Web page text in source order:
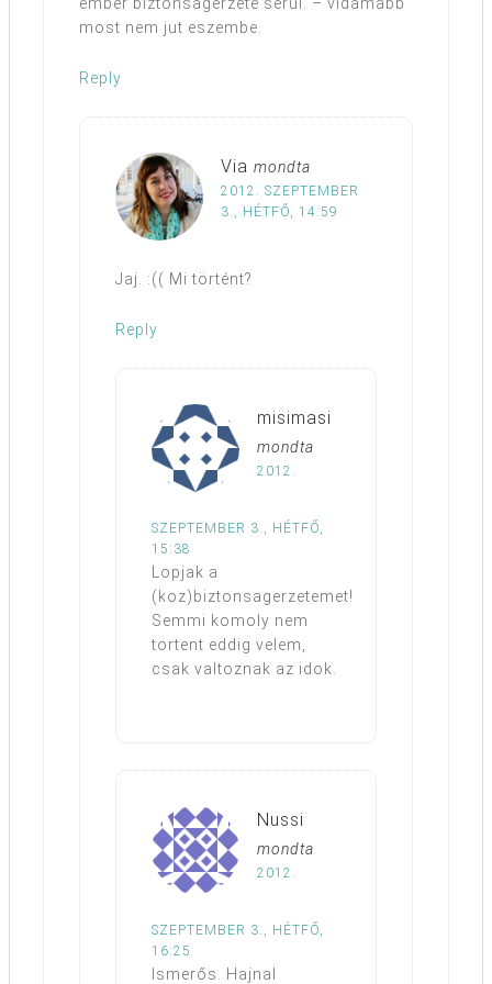
most nem jut eszembe.
Reply
Via mondta
2012. SZEPTEMBER
3., HÉTFŐ, 14:59
Jaj. :(( Mi történt?
Reply
misimasi
mondta
2012.
SZEPTEMBER 3., HÉTFŐ,
15:38
Lopjak a
(koz)biztonsagerzetemet!
Semmi komoly nem
tortent eddig velem,
csak valtoznak az idok.
Nussi
mondta
2012.
SZEPTEMBER 3., HÉTFŐ,
16:25
Ismerős. Hajnal